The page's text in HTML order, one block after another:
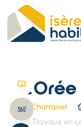
au
contenu
principal
L'Orée
Champier
Travaux en
voir brochure
Visite virtuelle